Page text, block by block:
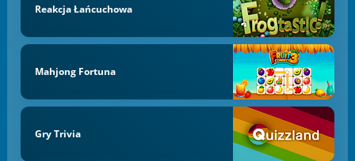
Reakcja Łańcuchowa
Mahjong Fortuna
Gry Trivia